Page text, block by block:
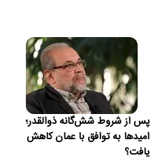
پس از شروط شش‌گانه ذوالقدر؛
امیدها به توافق با عمان کاهش
یافت؟